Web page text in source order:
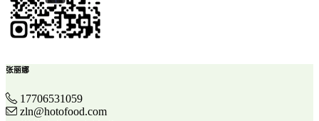
张丽娜
17706531059
zln@hotofood.com